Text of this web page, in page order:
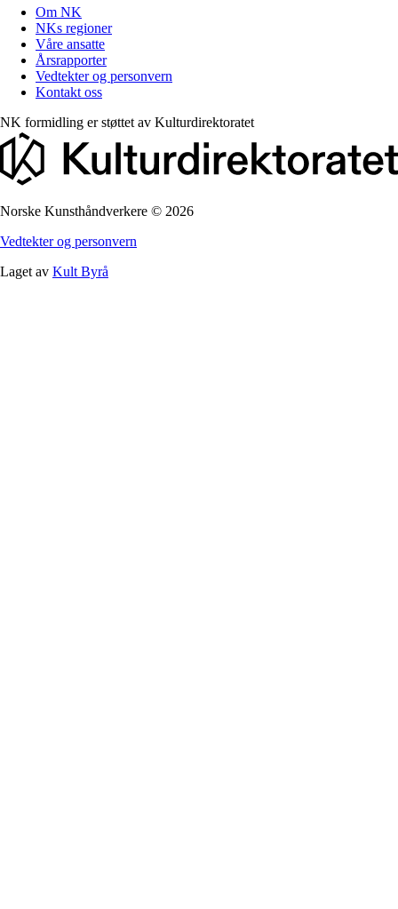
Om NK
NKs regioner
Våre ansatte
Årsrapporter
Vedtekter og personvern
Kontakt oss
NK formidling er støttet av Kulturdirektoratet
Norske Kunsthåndverkere © 2026
Vedtekter og personvern
Laget av Kult Byrå